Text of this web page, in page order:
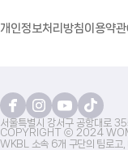
개인정보처리방침이용약관
서울특별시 강서구 공항대로
COPYRIGHT ⓒ 2024
WKBL 소속 6개 구단의 팀로고,